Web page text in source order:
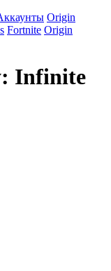
Origin
Fortnite Origin
Infinite